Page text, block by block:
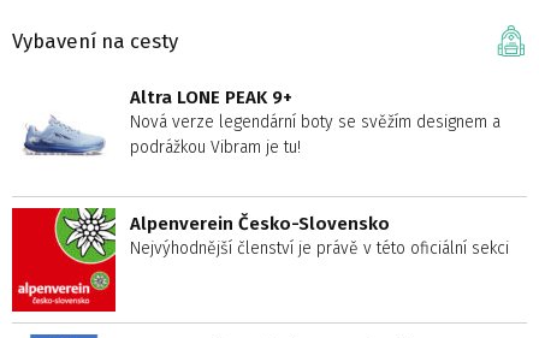
Vybavení na cesty
Altra LONE PEAK 9+
Nová verze legendární boty se svěžím designem a
podrážkou Vibram je tu!
Alpenverein Česko-Slovensko
Nejvýhodnější členství je právě v této oficiální sekci